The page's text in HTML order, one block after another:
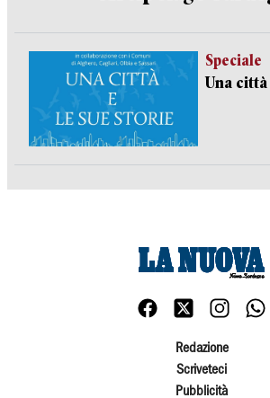
Speciale
Una
Redazione
Scriveteci
Pubblicità